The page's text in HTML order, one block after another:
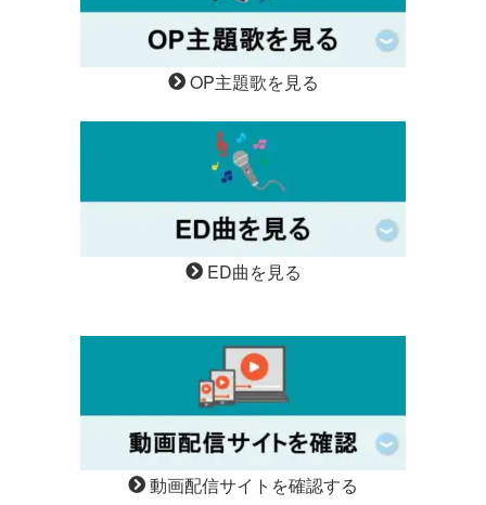
OP主題歌を見る
ED曲を見る
動画配信サイトを確認する